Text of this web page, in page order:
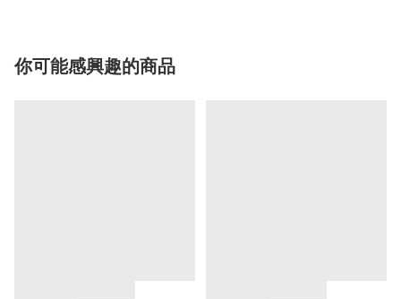
你可能感興趣的商品